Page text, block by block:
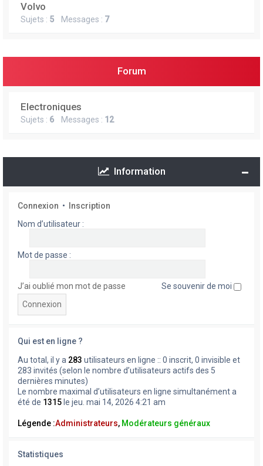
Volvo
Sujets : 5 Messages : 7
Forum
Electroniques
Sujets : 6 Messages : 12
Information
Connexion •
Inscription
Nom d’utilisateur :
Mot de passe :
J’ai oublié mon mot de passe Se souvenir de moi
Qui est en ligne ?
Au total, il y a 283 utilisateurs en ligne :: 0 inscrit, 0 invisible et
283 invités (selon le nombre d’utilisateurs actifs des 5
dernières minutes)
Le nombre maximal d’utilisateurs en ligne simultanément a
été de 1315 le jeu. mai 14, 2026 4:21 am
Légende :Administrateurs, Modérateurs généraux
Statistiques